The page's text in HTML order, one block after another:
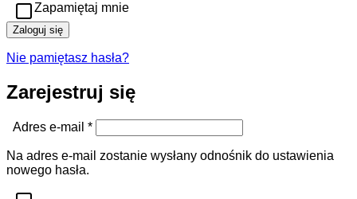
Zapamiętaj mnie
Zaloguj się
Nie pamiętasz hasła?
Zarejestruj się
Adres e-mail *Wymagane
Na adres e-mail zostanie wysłany odnośnik do ustawienia
nowego hasła.